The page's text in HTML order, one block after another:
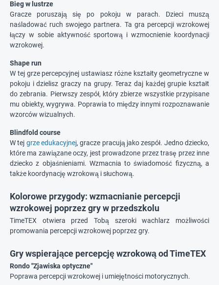
Bieg w lustrze
Gracze poruszają się po pokoju w parach. Dzieci muszą
naśladować ruch swojego partnera. Ta gra percepcji wzrokowej
łączy w sobie aktywność sportową i wzmocnienie koordynacji
wzrokowej.
Shape run
W tej grze percepcyjnej ustawiasz różne kształty geometryczne w
pokoju i dzielisz graczy na grupy. Teraz daj każdej grupie kształt
do zebrania. Pierwszy zespół, który zbierze wszystkie przypisane
mu obiekty, wygrywa. Poprawia to między innymi rozpoznawanie
wzorców wizualnych.
Blindfold course
W tej grze edukacyjnej, gracze pracują jako zespół. Jedno dziecko,
które ma zawiązane oczy, jest prowadzone przez trasę przez inne
dziecko z objaśnieniami. Wzmacnia to świadomość fizyczną, a
także koordynację wzrokową i słuchową.
Kolorowe przygody: wzmacnianie percepcji
wzrokowej poprzez gry w przedszkolu
TimeTEX otwiera przed Tobą szeroki wachlarz możliwości
promowania percepcji wzrokowej poprzez gry.
Gry wspierające percepcję wzrokową od TimeTEX
Rondo "Zjawiska optyczne"
Poprawa percepcji wzrokowej i umiejętności motorycznych.